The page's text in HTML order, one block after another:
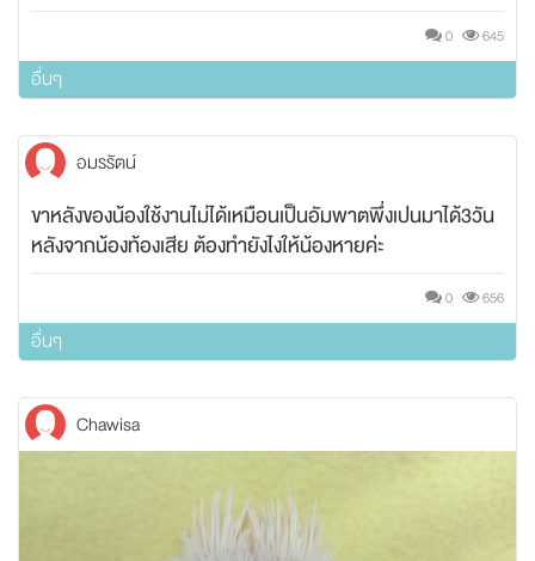
0 645
อื่นๆ
อมรรัตน์
ขาหลังของน้องใช้งานไม่ได้เหมือนเป็นอัมพาตพึ่งเปนมาได้3วัน
หลังจากน้องท้องเสีย ต้องทำยังไงให้น้องหายค่ะ
0 656
อื่นๆ
Chawisa